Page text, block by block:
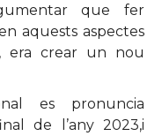
que fer
aquests aspectes
era crear un nou
es pronuncia
de l’any 2023,i